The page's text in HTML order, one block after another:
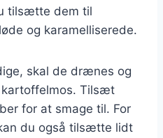
tilsætte dem til
og karamelliserede.
skal de drænes og
kartoffelmos. Tilsæt
for at smage til. For
du også tilsætte lidt